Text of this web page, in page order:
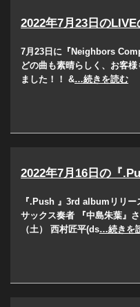
2022年7月23日の
7月23日に『Neighbors
どの曲も素晴らしく、お客
ました！！ &…続きを読む
2022年7月16日の『
『.Push 』3rd albumリリ
サックス奏者 『中島朱葉』
（土） 西村匠平(ds…続きを